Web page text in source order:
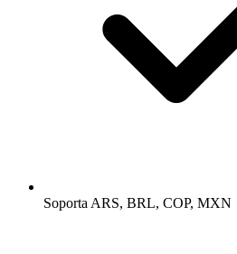
Soporta ARS, BRL, COP, MXN